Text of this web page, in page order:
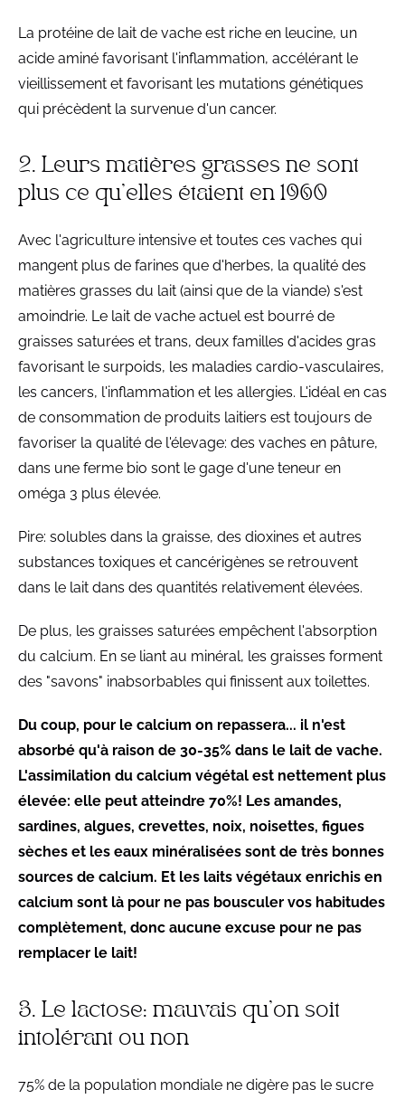
La protéine de lait de vache est riche en leucine, un
acide aminé favorisant l'inflammation, accélérant le
vieillissement et favorisant les mutations génétiques
qui précèdent la survenue d'un cancer.
2. Leurs matières grasses ne sont
plus ce qu'elles étaient en 1960
Avec l'agriculture intensive et toutes ces vaches qui
mangent plus de farines que d'herbes, la qualité des
matières grasses du lait (ainsi que de la viande) s'est
amoindrie. Le lait de vache actuel est bourré de
graisses saturées et trans, deux familles d'acides gras
favorisant le surpoids, les maladies cardio-vasculaires,
les cancers, l'inflammation et les allergies. L'idéal en cas
de consommation de produits laitiers est toujours de
favoriser la qualité de l'élevage: des vaches en pâture,
dans une ferme bio sont le gage d'une teneur en
oméga 3 plus élevée.
Pire: solubles dans la graisse, des dioxines et autres
substances toxiques et cancérigènes se retrouvent
dans le lait dans des quantités relativement élevées.
De plus, les graisses saturées empêchent l'absorption
du calcium. En se liant au minéral, les graisses forment
des "savons" inabsorbables qui finissent aux toilettes.
Du coup, pour le calcium on repassera... il n'est
absorbé qu'à raison de 30-35% dans le lait de vache.
L'assimilation du calcium végétal est nettement plus
élevée: elle peut atteindre 70%! Les amandes,
sardines, algues, crevettes, noix, noisettes, figues
sèches et les eaux minéralisées sont de très bonnes
sources de calcium. Et les laits végétaux enrichis en
calcium sont là pour ne pas bousculer vos habitudes
complètement, donc aucune excuse pour ne pas
remplacer le lait!
3. Le lactose: mauvais qu'on soit
intolérant ou non
75% de la population mondiale ne digère pas le sucre